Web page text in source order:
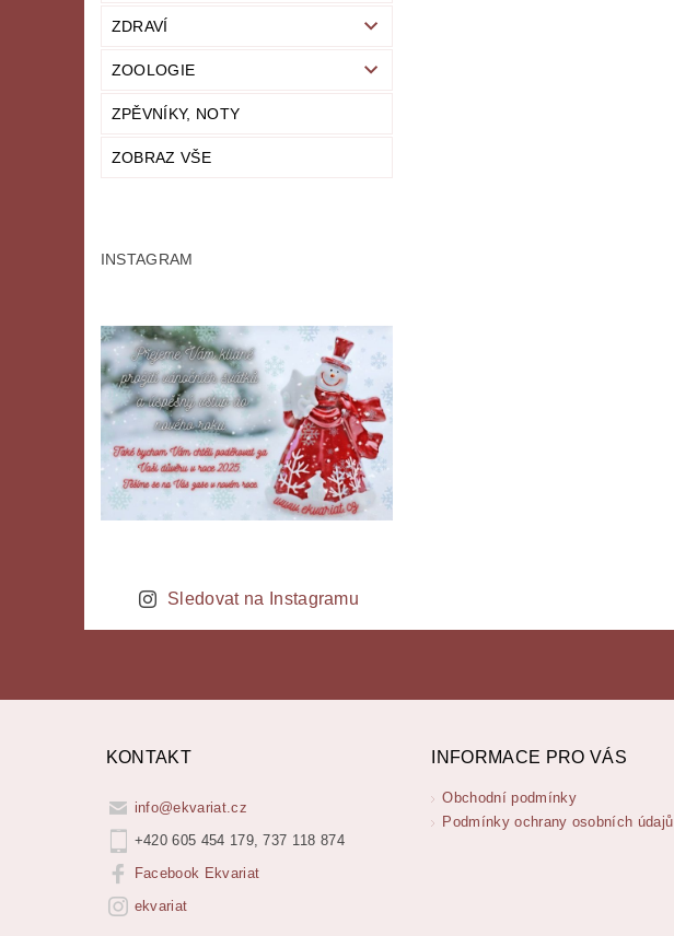
ZDRAVÍ
ZOOLOGIE
ZPĚVNÍKY, NOTY
ZOBRAZ VŠE
INSTAGRAM
Sledovat na Instagramu
KONTAKT
info@ekvariat.cz
+420 605 454 179, 737 118 874
Facebook Ekvariat
ekvariat
INFORMACE PRO VÁS
Obchodní podmínky
Podmínky ochrany osobních údajů